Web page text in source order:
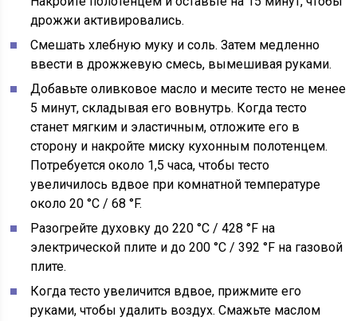
дрожжи активировались.
Смешать хлебную муку и соль. Затем медленно
ввести в дрожжевую смесь, вымешивая руками.
Добавьте оливковое масло и месите тесто не менее
5 минут, складывая его вовнутрь. Когда тесто
станет мягким и эластичным, отложите его в
сторону и накройте миску кухонным полотенцем.
Потребуется около 1,5 часа, чтобы тесто
увеличилось вдвое при комнатной температуре
около 20°C / 68°F.
Разогрейте духовку до 220°C / 428°F на
электрической плите и до 200°C / 392°F на газовой
плите.
Когда тесто увеличится вдвое, прижмите его
руками, чтобы удалить воздух. Смажьте маслом